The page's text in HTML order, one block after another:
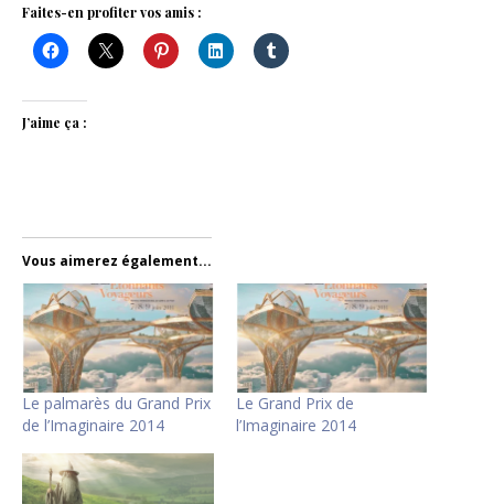
Faites-en profiter vos amis :
J’aime ça :
Vous aimerez également...
Le palmarès du Grand Prix
de l’Imaginaire 2014
Le Grand Prix de
l’Imaginaire 2014